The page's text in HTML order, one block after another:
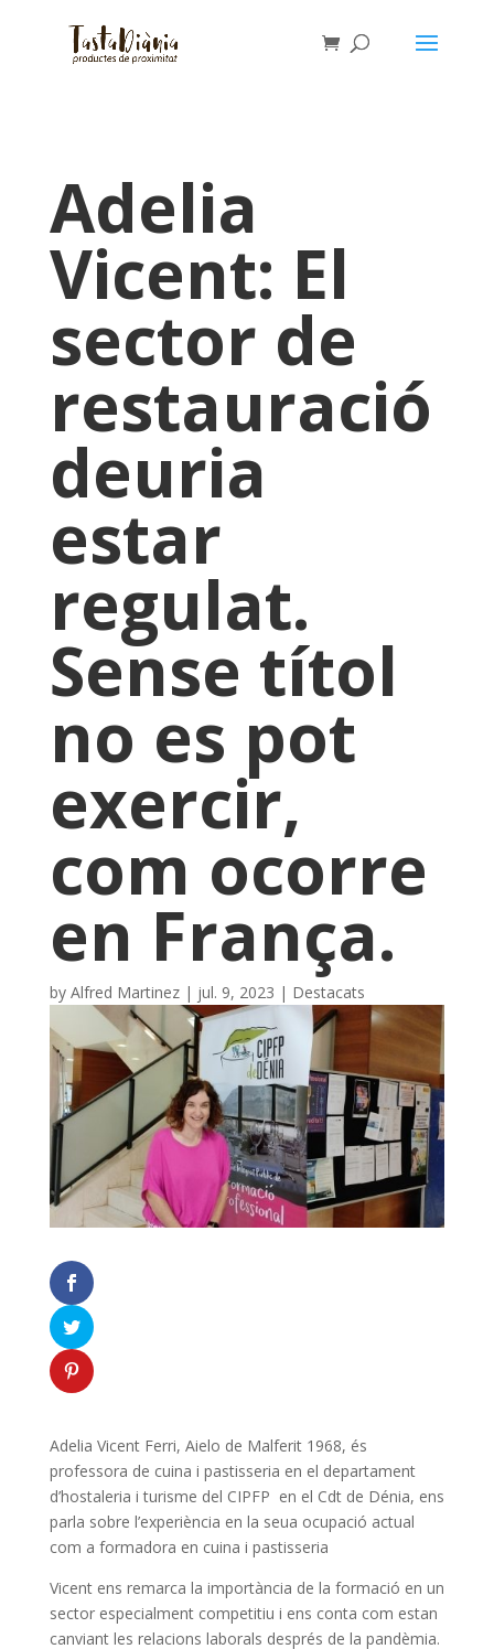
Adelia
Vicent: El
sector de
restauració
deuria
estar
regulat.
Sense títol
no es pot
exercir,
com ocorre
en França.
by Alfred Martinez| jul. 9, 2023 | Destacats
Adelia Vicent Ferri, Aielo de Malferit 1968, és
professora de cuina i pastisseria en el departament
d’hostaleria i turisme del CIPFP en el Cdt de Dénia, ens
parla sobre l’experiència en la seua ocupació actual
com a formadora en cuina i pastisseria
Vicent ens remarca la importància de la formació en un
sector especialment competitiu i ens conta com estan
canviant les relacions laborals després de la pandèmia.